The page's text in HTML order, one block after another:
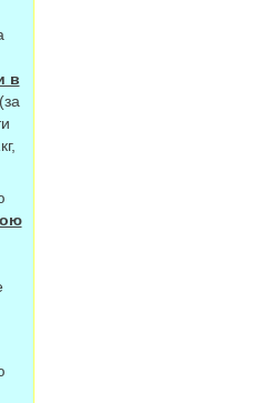
в
(за